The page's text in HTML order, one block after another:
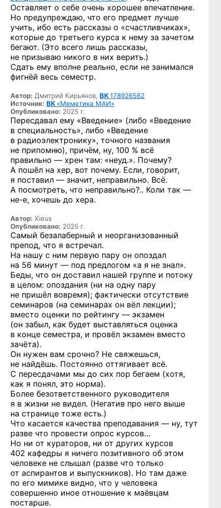
Оставляет о себе очень хорошее впечатление.
Но предупреждаю, что его предмет лучше
учить, ибо есть рассказы о «счастливчиках»,
которые до третьего курса к нему за зачетом
бегают. (Это всего лишь рассказы,
не призываю никого в них верить.)
Сдать ему вполне реально, если не занимался
фигнёй весь семестр.
Автор: Дмитрий Кирьянов, ВК178926562
Источник: ВК «Меметика МАИ»
Опубликовано: 2025 г.
Пересдавал ему «Введение» (либо «Введение
в специальность», либо «Введение
в радиоэлектронику», точного названия
не припомню), причём, ну, 100 % всё
правильно — хрен там: «неуд.». Почему?
А пошёл на хер, вот почему. Если, говорит,
я поставил — значит, неправильно. Всё.
А посмотреть, что неправильно?.. Коли так —
не-е, хочешь до хера.
Автор: Xieus
Опубликовано: 2025 г.
Самый безалаберный и неорганизованный
препод, что я встречал.
На нашу с ним первую пару он опоздал
на 56 минут — под предлогом «а я не знал».
Беды, что он доставил нашей группе и потоку
в целом: опоздания (ни на одну пару
не пришёл вовремя); фактически отсутствие
семинаров (на семинарах он вёл лекции);
вместо оценки по рейтингу — экзамен
(он забыл, как будет выставляться оценка
в конце семестра, и провёл экзамен вместо
зачёта).
Он нужен вам срочно? Не свяжешься,
не найдёшь. Постоянно оттягивает всё.
С пересдачами мы до сих пор бегаем (хотя,
как я понял, это норма).
Более безответственного руководителя
я в жизни не видел. (Негатив про него выше
на странице тоже есть.)
Что касается качества преподавания — ну, тут
разве что провести опрос курсов…
Но ни от кураторов, ни от других курсов
402 кафедры я ничего позитивного об этом
человеке не слышал (разве что только
от аспирантов и выпускников). Но там даже
по его мимике видно, что у человека
совершенно иное отношение к маёвцам
постарше.